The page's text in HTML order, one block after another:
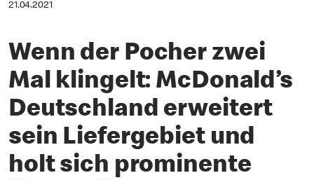
21.04.2021
Wenn der Pocher zwei
Mal klingelt: McDonald’s
Deutschland erweitert
sein Liefergebiet und
holt sich prominente